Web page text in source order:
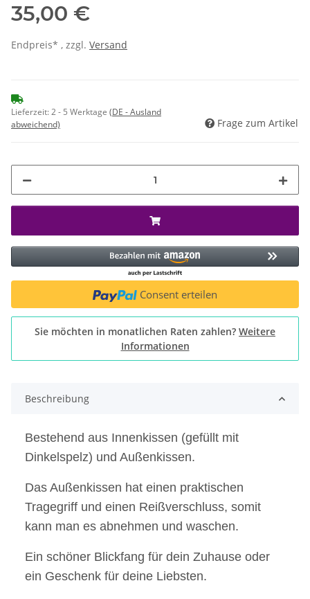
35,00 €
Endpreis* , zzgl. Versand
Lieferzeit:2 - 5 Werktage (DE - Ausland
abweichend)
Frage zum Artikel
Consent erteilen
Sie möchten in monatlichen Raten zahlen? Weitere
Informationen
Beschreibung
Bestehend aus Innenkissen (gefüllt mit
Dinkelspelz) und Außenkissen.
Das Außenkissen hat einen praktischen
Tragegriff und einen Reißverschluss, somit
kann man es abnehmen und waschen.
Ein schöner Blickfang für dein Zuhause oder
ein Geschenk für deine Liebsten.